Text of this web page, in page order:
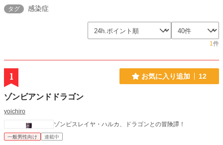
タグ 感染症
1件
1 お気に入り追加 12
ゾンビアンドドラゴン
yoichiro
ゾンビスレイヤ・ハルカ、ドラゴンとの冒険譚！
一般男性向け 連載中